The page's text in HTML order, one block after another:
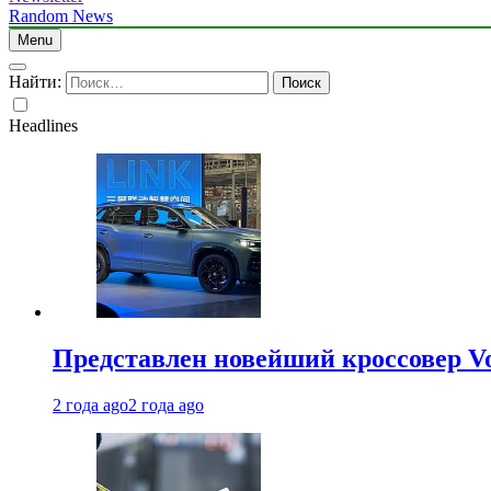
Random News
Menu
Найти:
Headlines
Представлен новейший кроссовер
2 года ago2 года ago